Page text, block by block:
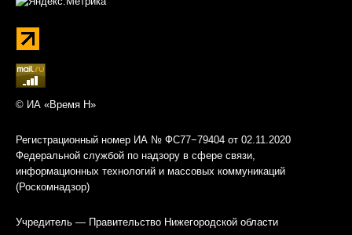
© ИА «Время Н»
Регистрационный номер ИА № ФС77−79404 от 02.11.2020
Федеральной службой по надзору в сфере связи,
информационных технологий и массовых коммуникаций
(Роскомнадзор)
Учредитель — Правительство Нижегородской области